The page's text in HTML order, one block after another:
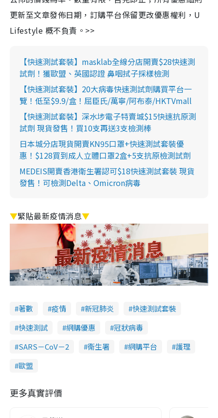
更新至文章發佈日期，訂購平台保留更改優惠權利，U
Lifestyle 概不負責。>>
【快速測試套裝】masklab全線分店開賣$28快速測
試劑！獲歐盟、英國認證 鼻咽拭子採樣檢測
【快速測試套裝】20大病毒快速測試劑購買平台一
覽！低至$9.9/盒！屈臣氏/萬寧/阿布泰/HKTVmall
【快速測試套裝】深水埗電子特賣城$15快速抗原測
試劑 現貨發售！買10支再送3支檢測棒
日本城分店現貨開賣KN95口罩+快速測試套裝優
惠！$128買到成人立體口罩2盒+5支抗原檢測試劑
MEDEIS開賣香港衛生署認可$18快速測試套裝 現貨
發售！可檢測Delta、Omicron病毒
▼緊貼最新疫情消息▼
著數 疫情 新冠肺炎
快速測試套裝
快速測試
網購優惠
冠狀病毒
SARS－CoV－2
衞生署 網購平台
護理
歐盟
更多真實評價